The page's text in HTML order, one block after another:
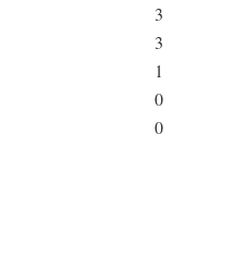
3
3
1
0
0